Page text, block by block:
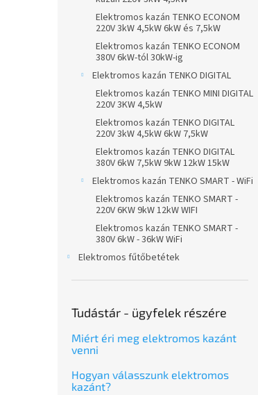
Elektromos kazán TENKO ECONOM
220V 3kW 4,5kW 6kW és 7,5kW
Elektromos kazán TENKO ECONOM
380V 6kW-tól 30kW-ig
Elektromos kazán TENKO DIGITAL
Elektromos kazán TENKO MINI DIGITAL
220V 3KW 4,5kW
Elektromos kazán TENKO DIGITAL
220V 3kW 4,5kW 6kW 7,5kW
Elektromos kazán TENKO DIGITAL
380V 6kW 7,5kW 9kW 12kW 15kW
Elektromos kazán TENKO SMART - WiFi
Elektromos kazán TENKO SMART -
220V 6KW 9kW 12kW WIFI
Elektromos kazán TENKO SMART -
380V 6kW - 36kW WiFi
Elektromos fűtőbetétek
Tudástár - ügyfelek részére
Miért éri meg elektromos kazánt
venni
Hogyan válasszunk elektromos
kazánt?